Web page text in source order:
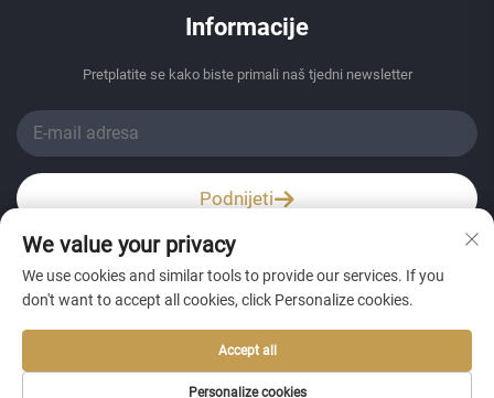
Informacije
Pretplatite se kako biste primali naš tjedni newsletter
Podnijeti
Wechat / Whatsapp
We value your privacy
We use cookies and similar tools to provide our services. If you
don't want to accept all cookies, click Personalize cookies.
Personalize cookies
Accept all